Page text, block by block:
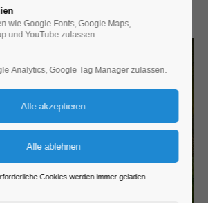
wie Google Fonts, Google Maps,
und YouTube zulassen.
Analytics, Google Tag Manager zulassen.
Cookies werden immer geladen.